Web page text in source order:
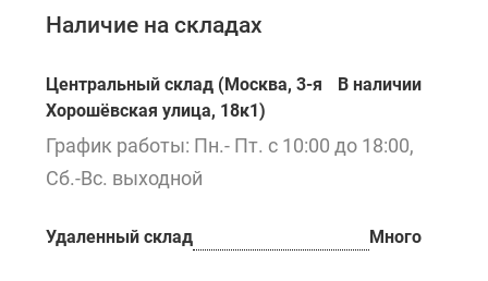
Наличие на складах
Центральный склад (Москва, 3-я
Хорошёвская улица, 18к1)
В наличии
График работы: Пн.- Пт. с 10:00 до 18:00,
Сб.-Вс. выходной
Удаленный склад Много